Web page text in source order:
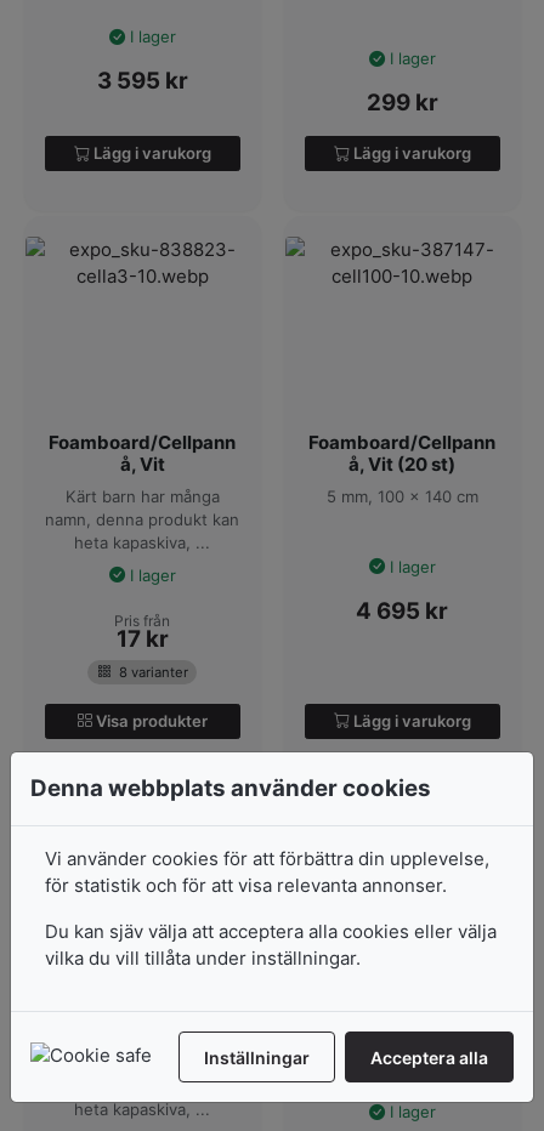
I lager
3 595 kr
Lägg i varukorg
I lager
299 kr
Lägg i varukorg
Foamboard/Cellpann
å, Vit
Kärt barn har många
namn, denna produkt kan
heta kapaskiva, ...
I lager
Pris från
17 kr
8 varianter
Visa produkter
Foamboard/Cellpann
å, Vit (20 st)
5 mm, 100 x 140 cm
I lager
4 695 kr
Lägg i varukorg
Foamboard/Cellpann
å, Vit (Självhäftande)
Kärt barn har många
namn, denna produkt kan
heta kapaskiva, ...
Kapa-Fix 5MM
1 Sida Häftande, 70 x
100cm
I lager
Denna webbplats använder cookies
Vi använder cookies för att förbättra din upplevelse,
för statistik och för att visa relevanta annonser.
Du kan sjäv välja att acceptera alla cookies eller välja
vilka du vill tillåta under inställningar.
Inställningar Acceptera alla